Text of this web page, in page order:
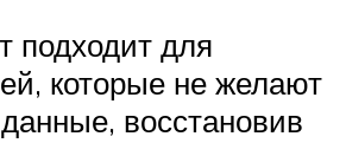
подходит для
которые не желают
восстановив